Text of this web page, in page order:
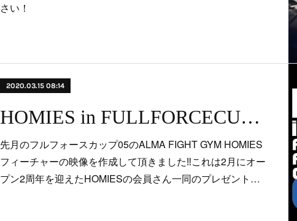
さい！
2020.03.15 08:14
HOMIES in FULLFORCECUP 05
先月のフルフォースカップ05のALMA FIGHT GYM HOMIES
フィーチャーの映像を作成して頂きました‼️これは2月にオー
プン2周年を迎えたHOMIESの会員さん一同のプレゼント…